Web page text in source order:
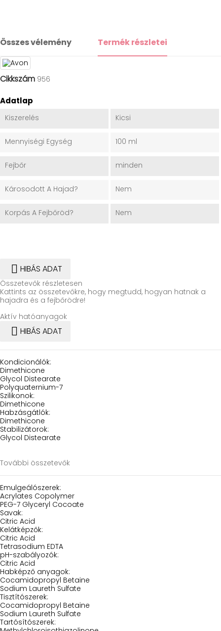
Összes vélemény Termék részletei
Cikkszám 956
Adatlap
Kiszerelés Kicsi
Mennyiségi Egység 100 ml
Fejbőr minden
Károsodott A Hajad? Nem
Korpás A Fejbőröd? Nem
 HIBÁS ADAT
Összetevők részletesen
Kattints az összetevőkre, hogy megtudd, hogyan hatnak a
hajadra és a fejbőrödre!
Aktív hatóanyagok
 HIBÁS ADAT
Kondicionálók:
Dimethicone
Glycol Distearate
Polyquaternium-7
Szilikonok:
Dimethicone
Habzásgátlók:
Dimethicone
Stabilizátorok:
Glycol Distearate
További összetevők
Emulgeálószerek:
Acrylates Copolymer
PEG-7 Glyceryl Cocoate
Savak:
Citric Acid
Kelátképzők:
Citric Acid
Tetrasodium EDTA
pH-szabályozók:
Citric Acid
Habképző anyagok:
Cocamidopropyl Betaine
Sodium Laureth Sulfate
Tisztítószerek:
Cocamidopropyl Betaine
Sodium Laureth Sulfate
Tartósítószerek: